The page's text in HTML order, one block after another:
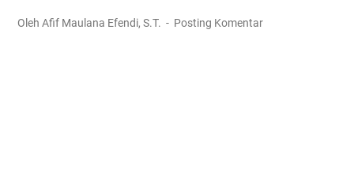
Oleh Afif Maulana Efendi, S.T. Posting Komentar